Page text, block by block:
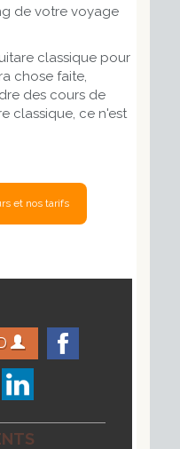
de votre voyage
classique pour
chose faite,
des cours de
classique, ce n'est